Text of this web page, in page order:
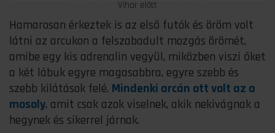
Vihar előtt
Hamarosan érkeztek is az első futók és öröm volt
látni az arcukon a felszabadult mozgás örömét,
amibe egy kis adrenalin vegyül, miközben viszi őket
a két lábuk egyre magasabbra, egyre szebb és
szebb kilátások felé. Mindenki arcán ott volt az a
mosoly, amit csak azok viselnek, akik nekivágnak a
hegynek és sikerrel járnak.